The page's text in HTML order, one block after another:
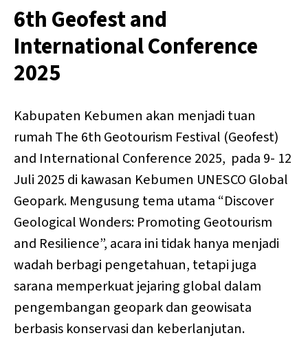
6th Geofest and
International Conference
2025
Kabupaten Kebumen akan menjadi tuan
rumah The 6th Geotourism Festival (Geofest)
and International Conference 2025, pada 9- 12
Juli 2025 di kawasan Kebumen UNESCO Global
Geopark. Mengusung tema utama “Discover
Geological Wonders: Promoting Geotourism
and Resilience”, acara ini tidak hanya menjadi
wadah berbagi pengetahuan, tetapi juga
sarana memperkuat jejaring global dalam
pengembangan geopark dan geowisata
berbasis konservasi dan keberlanjutan.